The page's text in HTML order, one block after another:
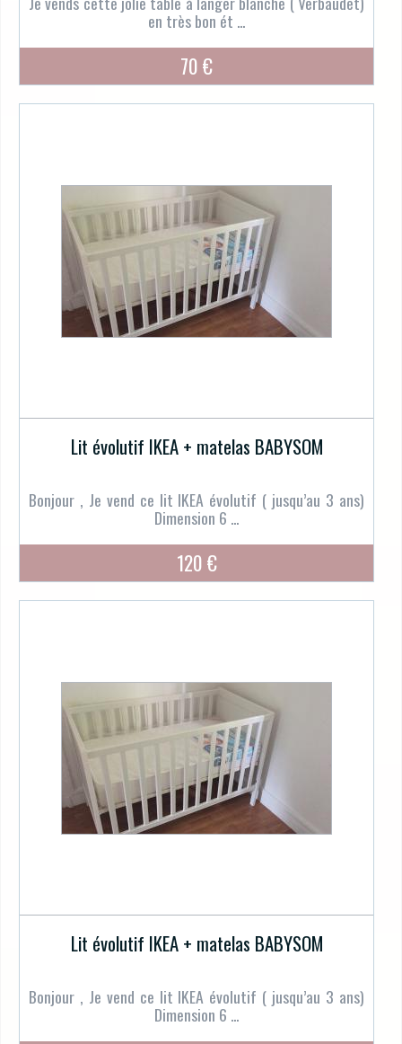
en très bon ét ...
70 €
Lit évolutif IKEA + matelas BABYSOM
Bonjour , Je vend ce lit IKEA évolutif ( jusqu’au 3 ans)
Dimension 6 ...
120 €
Lit évolutif IKEA + matelas BABYSOM
Bonjour , Je vend ce lit IKEA évolutif ( jusqu’au 3 ans)
Dimension 6 ...